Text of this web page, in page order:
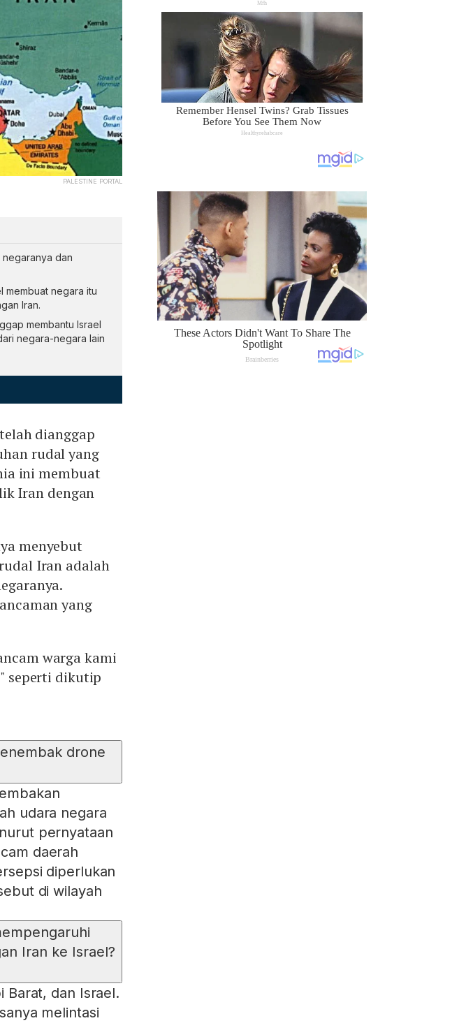
PALESTINE PORTAL
negaranya dan
membuat negara itu
Iran.
membantu Israel
negara-negara lain
dianggap
rudal yang
ini membuat
Iran dengan
menyebut
Iran adalah
yang
warga kami
seperti dikutip
drone
udara negara
pernyataan
daerah
diperlukan
di wilayah
Iran ke Israel?
Barat, dan Israel.
melintasi